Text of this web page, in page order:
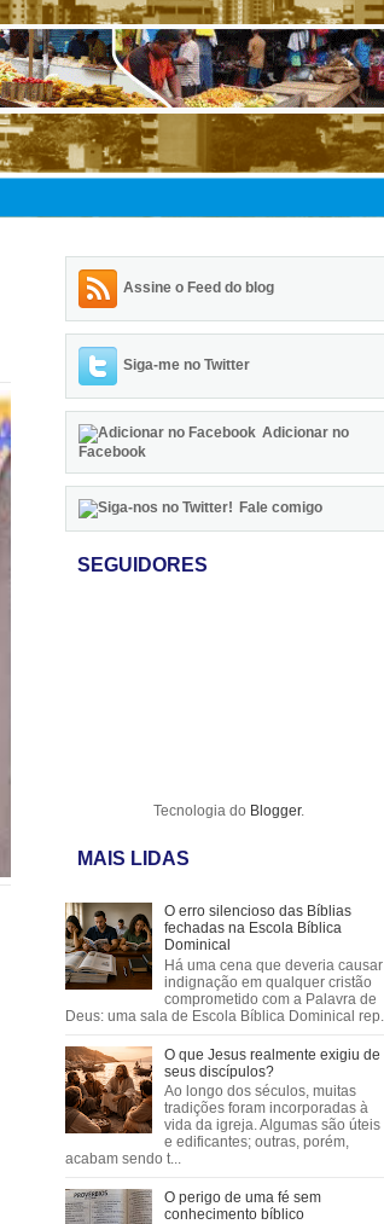
Assine o Feed do blog
Siga-me no Twitter
Adicionar no
Facebook
Fale comigo
SEGUIDORES
Tecnologia do Blogger.
MAIS LIDAS
O erro silencioso das Bíblias
fechadas na Escola Bíblica
Dominical
Há uma cena que deveria causar
indignação em qualquer cristão
comprometido com a Palavra de
Deus: uma sala de Escola Bíblica Dominical rep...
O que Jesus realmente exigiu de
seus discípulos?
Ao longo dos séculos, muitas
tradições foram incorporadas à
vida da igreja. Algumas são úteis
e edificantes; outras, porém,
acabam sendo t...
O perigo de uma fé sem
conhecimento bíblico